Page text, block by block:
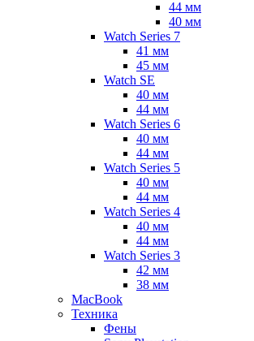
44 мм
40 мм
Watch Series 7
41 мм
45 мм
Watch SE
40 мм
44 мм
Watch Series 6
40 мм
44 мм
Watch Series 5
40 мм
44 мм
Watch Series 4
40 мм
44 мм
Watch Series 3
42 мм
38 мм
MacBook
Техника
Фены